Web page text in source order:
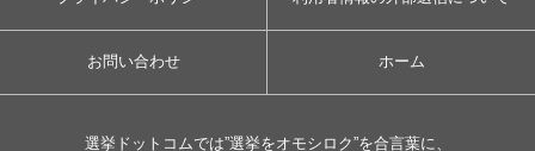
お問い合わせ ホーム
選挙ドットコムでは”選挙をオモシロク”を合言葉に、